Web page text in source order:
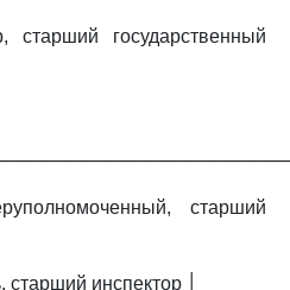
старший государственный
старший
старший инспектор │